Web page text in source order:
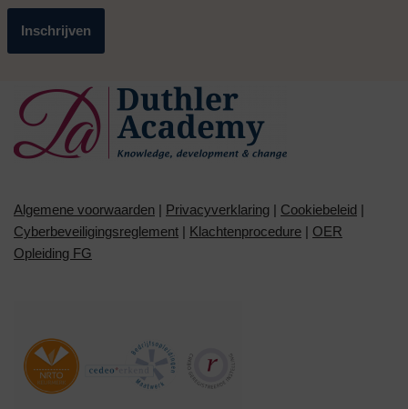
Algemene voorwaarden | Privacyverklaring | Cookiebeleid |
Cyberbeveiligingsreglement | Klachtenprocedure | OER
Opleiding FG